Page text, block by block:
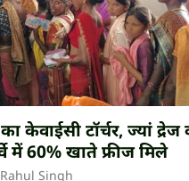
केवाईसी टॉर्चर, ज्यां द्रेज
में 60% खाते फ्रीज मिले
Rahul Singh